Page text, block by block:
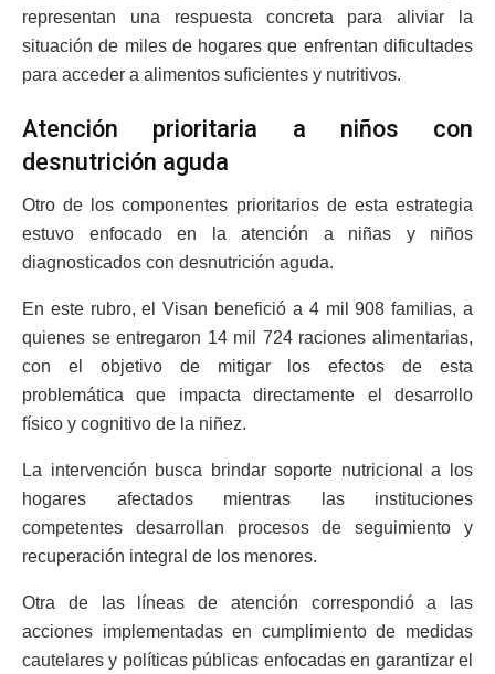
representan una respuesta concreta para aliviar la
situación de miles de hogares que enfrentan dificultades
para acceder a alimentos suficientes y nutritivos.
Atención prioritaria a niños con
desnutrición aguda
Otro de los componentes prioritarios de esta estrategia
estuvo enfocado en la atención a niñas y niños
diagnosticados con desnutrición aguda.
En este rubro, el Visan benefició a 4 mil 908 familias, a
quienes se entregaron 14 mil 724 raciones alimentarias,
con el objetivo de mitigar los efectos de esta
problemática que impacta directamente el desarrollo
físico y cognitivo de la niñez.
La intervención busca brindar soporte nutricional a los
hogares afectados mientras las instituciones
competentes desarrollan procesos de seguimiento y
recuperación integral de los menores.
Otra de las líneas de atención correspondió a las
acciones implementadas en cumplimiento de medidas
cautelares y políticas públicas enfocadas en garantizar el